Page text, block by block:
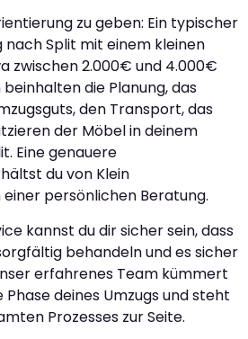
zu geben: Ein typischer
nach Split mit einem kleinen
zwischen 2.000€ und 4.000€
die Planung, das
den Transport, das
der Möbel in deinem
Eine genauere
du von Klein
persönlichen Beratung.
kannst du dir sicher sein, dass
behandeln und es sicher
erfahrenes Team kümmert
deines Umzugs und steht
Prozesses zur Seite.